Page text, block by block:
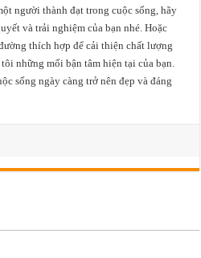
người thành đạt trong cuộc sống, hãy
và trải nghiệm của bạn nhé. Hoặc
thích hợp để cải thiện chất lượng
những mối bận tâm hiện tại của bạn.
sống ngày càng trở nên đẹp và đáng